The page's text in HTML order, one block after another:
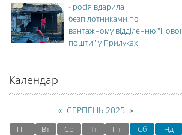
- росія вдарила
безпілотниками по
вантажному відділенню "Нової
пошти" у Прилуках
Календар
« СЕРПЕНЬ 2025 »
Пн Вт Ср Чт Пт Сб
Нд